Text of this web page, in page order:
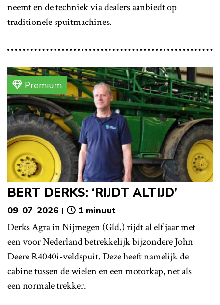
neemt en de techniek via dealers aanbiedt op
traditionele spuitmachines.
Premium
BERT DERKS: ‘RIJDT ALTIJD’
09-07-2026 1 minuut
Derks Agra in Nijmegen (Gld.) rijdt al elf jaar met
een voor Nederland betrekkelijk bijzondere John
Deere R4040i-veldspuit. Deze heeft namelijk de
cabine tussen de wielen en een motorkap, net als
een normale trekker.